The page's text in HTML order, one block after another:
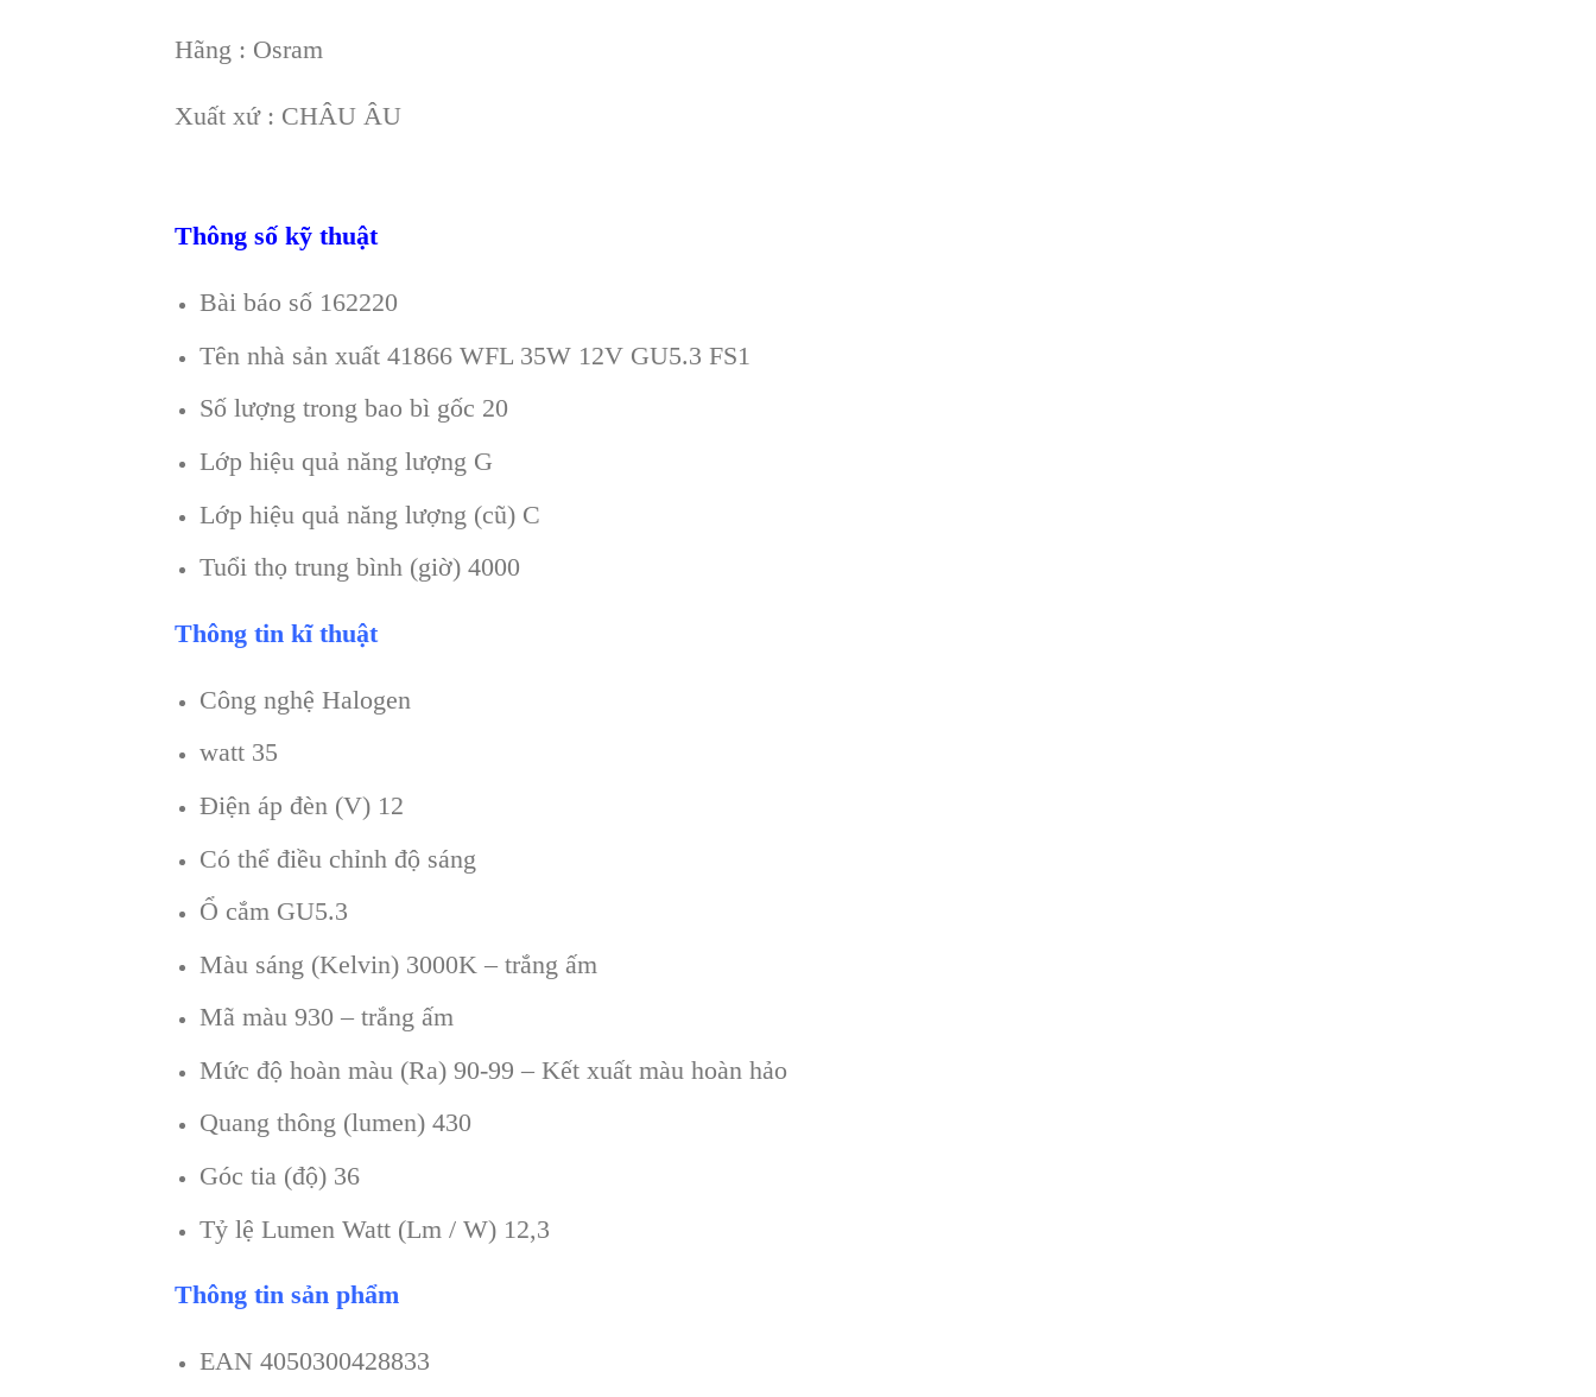
Hãng : Osram
Xuất xứ : CHÂU ÂU
Thông số kỹ thuật
Bài báo số 162220
Tên nhà sản xuất 41866 WFL 35W 12V GU5.3 FS1
Số lượng trong bao bì gốc 20
Lớp hiệu quả năng lượng G
Lớp hiệu quả năng lượng (cũ) C
Tuổi thọ trung bình (giờ) 4000
Thông tin kĩ thuật
Công nghệ Halogen
watt 35
Điện áp đèn (V) 12
Có thể điều chỉnh độ sáng
Ổ cắm GU5.3
Màu sáng (Kelvin) 3000K – trắng ấm
Mã màu 930 – trắng ấm
Mức độ hoàn màu (Ra) 90-99 – Kết xuất màu hoàn hảo
Quang thông (lumen) 430
Góc tia (độ) 36
Tỷ lệ Lumen Watt (Lm / W) 12,3
Thông tin sản phẩm
EAN 4050300428833